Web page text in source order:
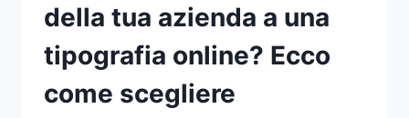
della tua azienda a una
tipografia online? Ecco
come scegliere